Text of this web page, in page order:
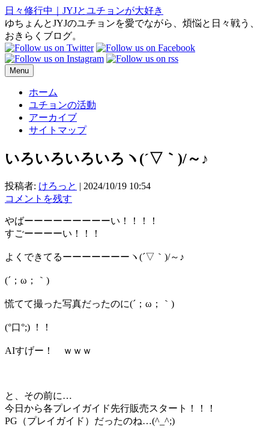
日々修行中｜JYJとユチョンが大好き
ゆちょんとJYJのユチョンを愛でながら、煩悩と日々戦う、
おきらくブログ。
Menu
ホーム
ユチョンの活動
アーカイブ
サイトマップ
いろいろいろいろヽ(´▽｀)/～♪
投稿者: けろっと | 2024/10/19 10:54
コメントを残す
やばーーーーーーーーーい！！！！
すごーーーーい！！！
よくできてるーーーーーーーヽ(´▽｀)/～♪
(´；ω；｀)
慌てて撮った写真だったのに(´；ω；｀)
(°口°;) ！！
AIすげー！ ｗｗｗ
と、その前に…
今日から各プレイガイド先行販売スタート！！！
PG（プレイガイド）だったのね…(^_^;)